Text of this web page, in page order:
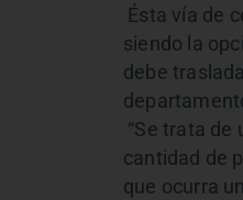
Ésta vía de
siendo la
debe
“Se trata de
cantidad de
que ocurra